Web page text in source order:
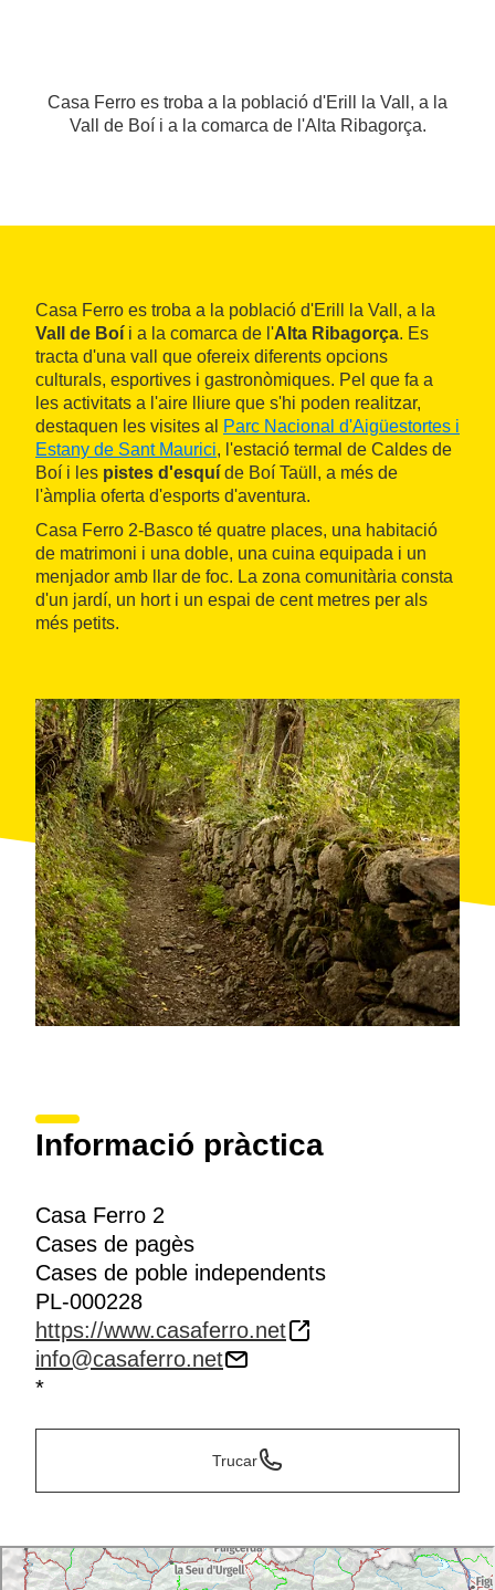
Casa Ferro es troba a la població d'Erill la Vall, a la
Vall de Boí i a la comarca de l'Alta Ribagorça.
Casa Ferro es troba a la població d'Erill la Vall, a la
Vall de Boí i a la comarca de l'Alta Ribagorça. Es
tracta d'una vall que ofereix diferents opcions
culturals, esportives i gastronòmiques. Pel que fa a
les activitats a l'aire lliure que s'hi poden realitzar,
destaquen les visites al
Parc Nacional d'Aigüestortes i
Estany de Sant Maurici, l'estació termal de Caldes de
Boí i les pistes d'esquí de Boí Taüll, a més de
l'àmplia oferta d'esports d'aventura.
Casa Ferro 2-Basco té quatre places, una habitació
de matrimoni i una doble, una cuina equipada i un
menjador amb llar de foc. La zona comunitària consta
d'un jardí, un hort i un espai de cent metres per als
més petits.
Informació pràctica
Casa Ferro 2
Cases de pagès
Cases de poble independents
PL-000228
https://www.casaferro.net
info@casaferro.net
*
Trucar